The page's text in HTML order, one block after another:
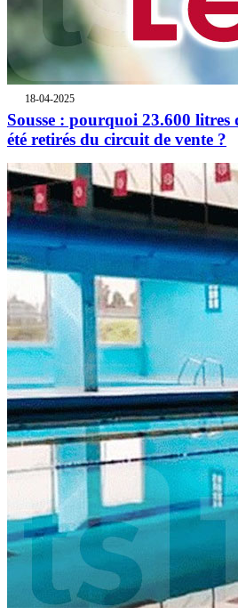
18-04-2025
Sousse : pourquoi 23.600 litres
été retirés du circuit de vente ?